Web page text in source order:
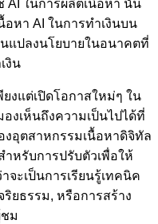
AI ในการผลิตเนื้อหา นั่น
อหา AI ในการทำเงินบน
แปลงนโยบายในอนาคตที่
งิน
งแต่เปิดโอกาสใหม่ๆ ใน
งเห็นถึงความเป็นไปได้ที่
งอุตสาหกรรมเนื้อหาดิจิทัล
ำหรับการปรับตัวเพื่อให้
จะเป็นการเรียนรู้เทคนิค
ริยธรรม, หรือการสร้าง
ม